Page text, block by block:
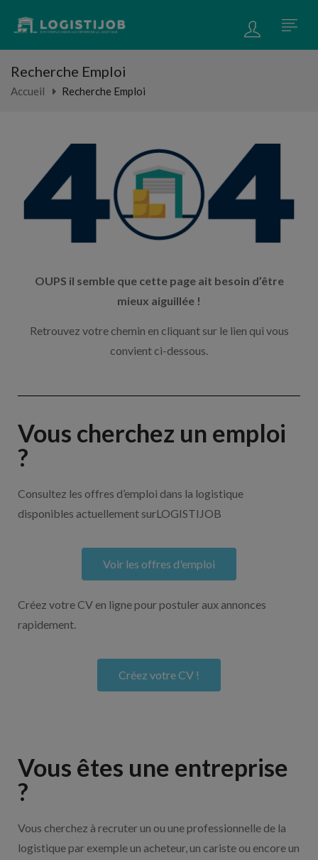
Recherche Emploi
Accueil Recherche Emploi
OUPS il semble que cette page ait besoin d’être
mieux aiguillée !
Retrouvez votre chemin en cliquant sur le lien qui vous
convient ci-dessous.
Vous cherchez un emploi
?
Consultez les offres d’emploi dans la logistique
disponibles actuellement surLOGISTIJOB
Voir les offres d'emploi
Créez votre CV en ligne pour postuler aux annonces
rapidement.
Créez votre CV !
Vous êtes une entreprise
?
Vous cherchez à recruter un ou une professionnelle de la
logistique par exemple un acheteur, un cariste ou encore un